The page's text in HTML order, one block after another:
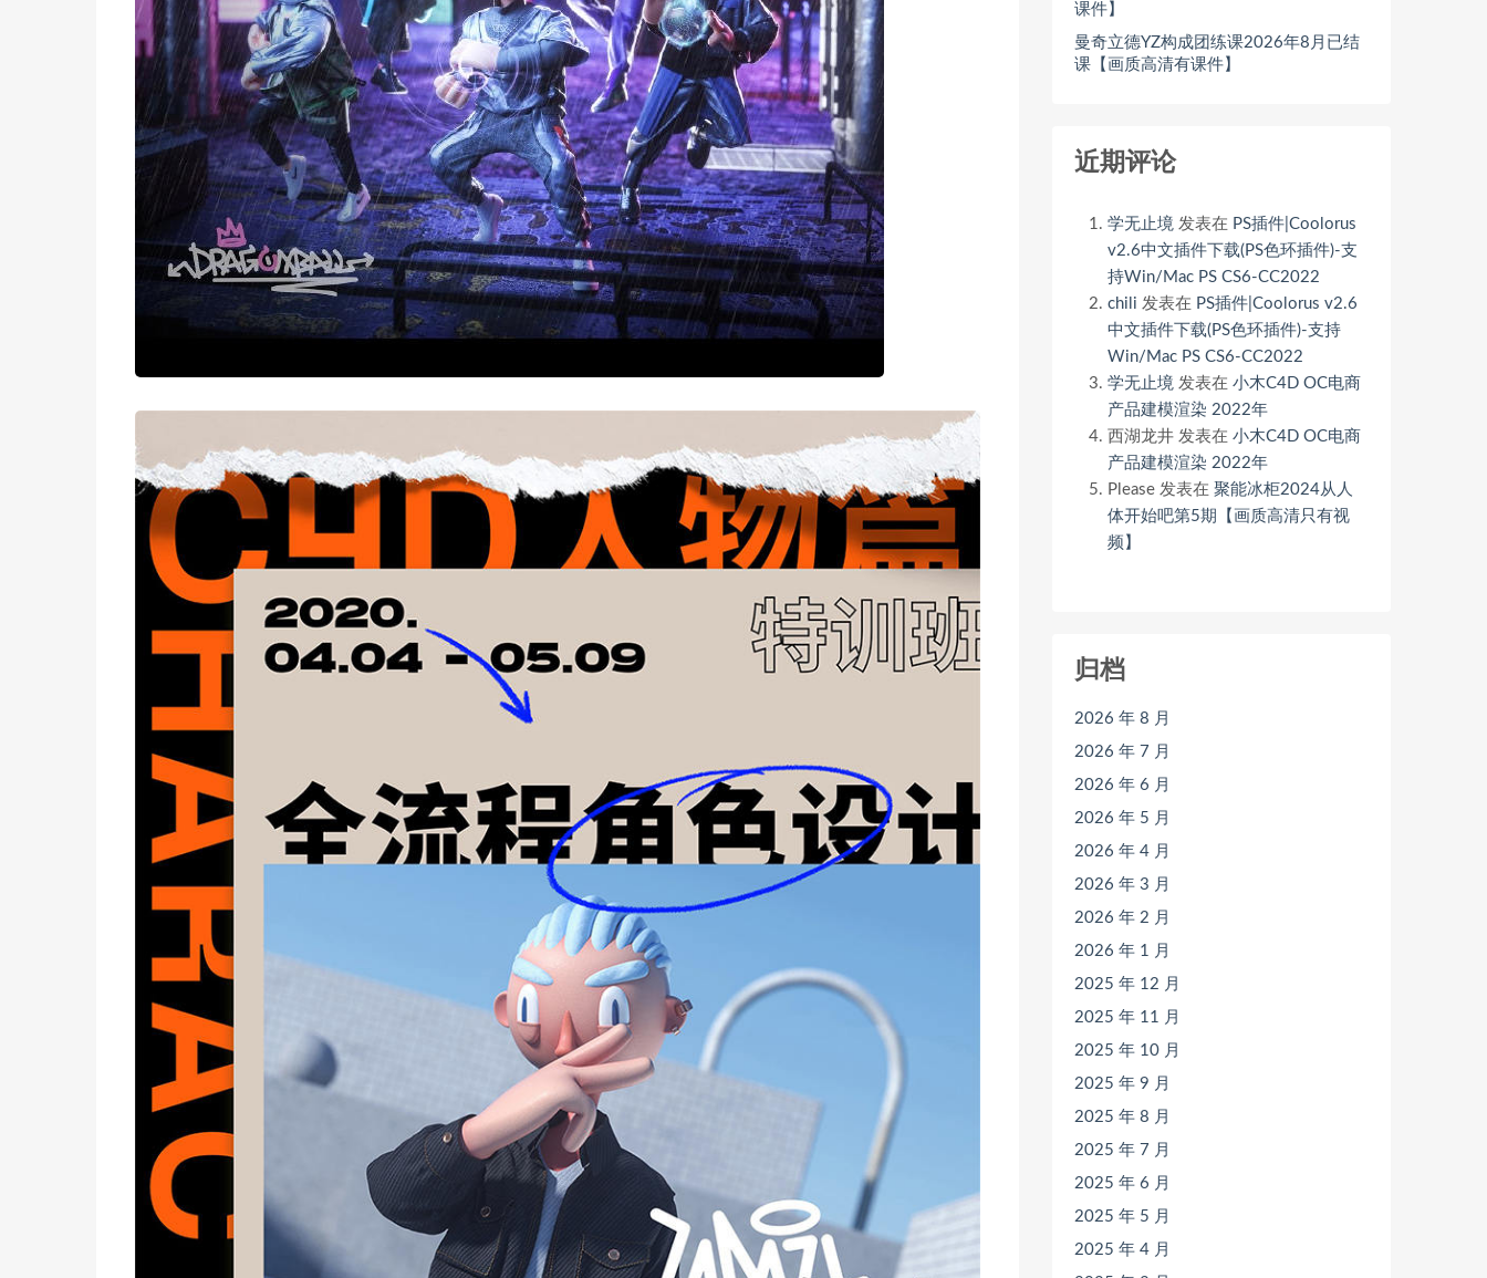
课件】
曼奇立德YZ构成团练课2026年8月已结
课【画质高清有课件】
近期评论
学无止境 发表在 PS插件|Coolorus
v2.6中文插件下载(PS色环插件)-支
持Win/Mac PS CS6-CC2022
chili 发表在 PS插件|Coolorus v2.6
中文插件下载(PS色环插件)-支持
Win/Mac PS CS6-CC2022
学无止境 发表在 小木C4D OC电商
产品建模渲染 2022年
西湖龙井 发表在 小木C4D OC电商
产品建模渲染 2022年
Please 发表在 聚能冰柜2024从人
体开始吧第5期【画质高清只有视
频】
归档
2026 年 8 月
2026 年 7 月
2026 年 6 月
2026 年 5 月
2026 年 4 月
2026 年 3 月
2026 年 2 月
2026 年 1 月
2025 年 12 月
2025 年 11 月
2025 年 10 月
2025 年 9 月
2025 年 8 月
2025 年 7 月
2025 年 6 月
2025 年 5 月
2025 年 4 月